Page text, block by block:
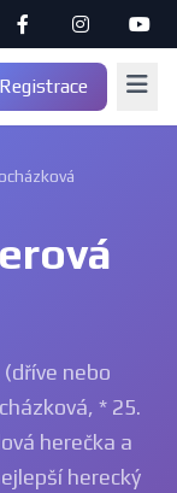
Registrace
nebo
* 25.
herečka a
herecký